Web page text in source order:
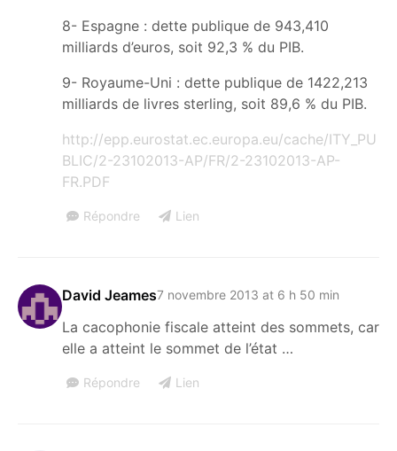
8- Espagne : dette publique de 943,410
milliards d’euros, soit 92,3 % du PIB.
9- Royaume-Uni : dette publique de 1422,213
milliards de livres sterling, soit 89,6 % du PIB.
http://epp.eurostat.ec.europa.eu/cache/ITY_PU
BLIC/2-23102013-AP/FR/2-23102013-AP-
FR.PDF
Répondre Lien
David Jeames7 novembre 2013 at 6 h 50 min
La cacophonie fiscale atteint des sommets, car
elle a atteint le sommet de l’état …
Répondre Lien